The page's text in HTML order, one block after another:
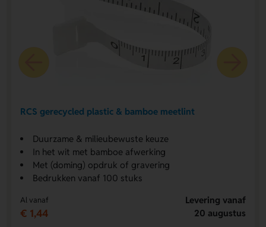
RCS gerecycled plastic & bamboe meetlint
Duurzame & milieubewuste keuze
In het wit met bamboe afwerking
Met (doming) opdruk of gravering
Bedrukken vanaf 100 stuks
Al vanaf
€ 1,44
Levering vanaf
20 augustus